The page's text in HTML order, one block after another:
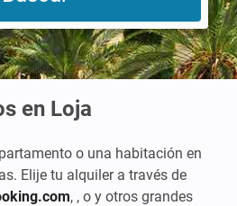
en Loja
o una habitación en
Elije tu alquiler a través de
, , o y otros grandes